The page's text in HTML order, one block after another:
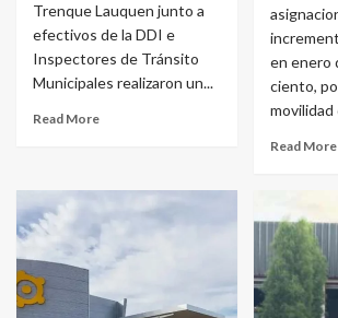
Trenque Lauquen junto a
efectivos de la DDI e
Inspectores de Tránsito
Municipales realizaron un...
Read More
en enero
ciento,
movilidad
Read More